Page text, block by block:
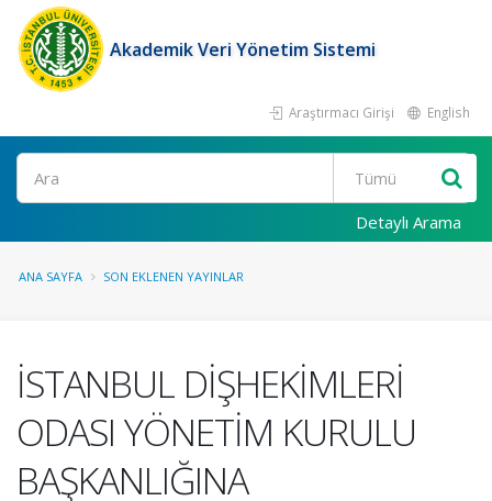
Akademik Veri Yönetim Sistemi
Araştırmacı Girişi English
Ara
Detaylı Arama
ANA SAYFA SON EKLENEN YAYINLAR
İSTANBUL DİŞHEKİMLERİ
ODASI YÖNETİM KURULU
BAŞKANLIĞINA